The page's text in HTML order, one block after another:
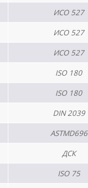
ИСО 527
ИСО 527
ИСО 527
ISO 180
ISO 180
DIN 2039
ASTMD696
ДСК
ISO 75